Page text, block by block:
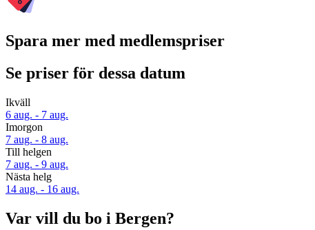
Spara mer med medlemspriser
Se priser för dessa datum
Ikväll
6 aug. - 7 aug.
Imorgon
7 aug. - 8 aug.
Till helgen
7 aug. - 9 aug.
Nästa helg
14 aug. - 16 aug.
Var vill du bo i Bergen?